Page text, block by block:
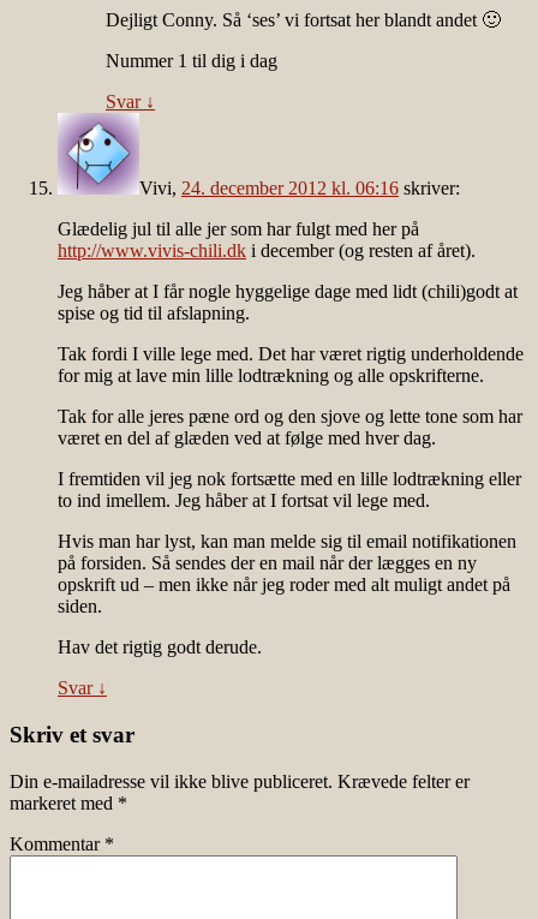
Dejligt Conny. Så ‘ses’ vi fortsat her blandt andet 🙂
Nummer 1 til dig i dag
Svar ↓
Vivi, 24. december 2012 kl. 06:16 skriver:
Glædelig jul til alle jer som har fulgt med her på
http://www.vivis-chili.dk i december (og resten af året).
Jeg håber at I får nogle hyggelige dage med lidt (chili)godt at
spise og tid til afslapning.
Tak fordi I ville lege med. Det har været rigtig underholdende
for mig at lave min lille lodtrækning og alle opskrifterne.
Tak for alle jeres pæne ord og den sjove og lette tone som har
været en del af glæden ved at følge med hver dag.
I fremtiden vil jeg nok fortsætte med en lille lodtrækning eller
to ind imellem. Jeg håber at I fortsat vil lege med.
Hvis man har lyst, kan man melde sig til email notifikationen
på forsiden. Så sendes der en mail når der lægges en ny
opskrift ud – men ikke når jeg roder med alt muligt andet på
siden.
Hav det rigtig godt derude.
Svar ↓
Skriv et svar
Din e-mailadresse vil ikke blive publiceret. Krævede felter er
markeret med *
Kommentar *